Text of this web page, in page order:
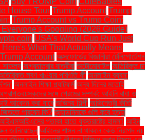
House Tour Trump Account Trump
Trump Account vs Trump Coin:
Googling (2026 Guide)
coin USA's World Cup Run Just
What That Actually Means
Account অক্সফোর্ডের বিজ্ঞানীরা টেলিপোর্টেশন
সাফল্য অগ্রযাত্রার যাত্রীরা অটোমোবাইল অতিরিক্ত চা
লবণ খাওয়ার পরিণতি কী অনলাইন ব্যবসা
অনলাইন শিক্ষা প্ল্যাটফর্ম অন্য দিনের মতোই
সঙ্গে প্রেমের সম্পর্ক: আইনি বাধা ও
আবেদন করা যাবে অভিনয় শিল্পী অভিনেত্রী কীর্তি
পারবেন কি? অ্যাডমিনকে গুলি করে হত্যা
পতাকা হাতে যুক্তরাষ্ট্রে হামলা! আইন
জানিয়েছেন আইনের শাসন না থাকলে কেউ নিরাপদ নয়